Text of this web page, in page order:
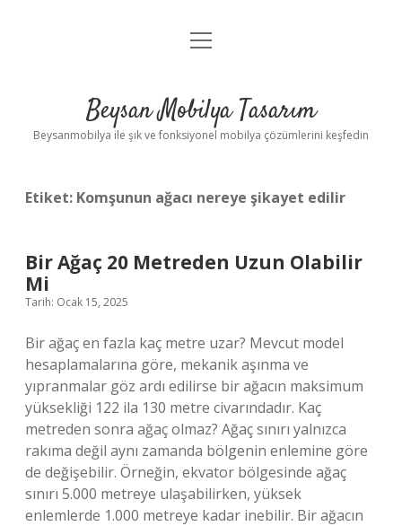
Anasayfa
Yasal Uyarı
menüyü
Beysan Mobilya Tasarım
Beysanmobilya ile şık ve fonksiyonel mobilya çözümlerini keşfedin
Etiket: Komşunun ağacı nereye şikayet edilir
Bir Ağaç 20 Metreden Uzun Olabilir
Mi
Tarih: Ocak 15, 2025
Bir ağaç en fazla kaç metre uzar? Mevcut model
hesaplamalarına göre, mekanik aşınma ve
yıpranmalar göz ardı edilirse bir ağacın maksimum
yüksekliği 122 ila 130 metre civarındadır. Kaç
metreden sonra ağaç olmaz? Ağaç sınırı yalnızca
rakıma değil aynı zamanda bölgenin enlemine göre
de değişebilir. Örneğin, ekvator bölgesinde ağaç
sınırı 5.000 metreye ulaşabilirken, yüksek
enlemlerde 1.000 metreye kadar inebilir. Bir ağacın